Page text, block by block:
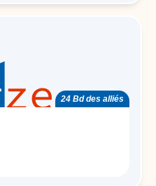
24 Bd des alliés